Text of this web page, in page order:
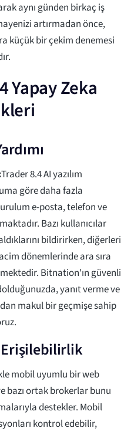
aynı günden birkaç iş
artırmadan önce,
küçük bir çekim denemesi
Yapay Zeka
8.4 AI yazılım
göre daha fazla
e-posta, telefon ve
Bazı kullanıcılar
bildirirken, diğerleri
dönemlerinde ara sıra
Bitnation'ın güvenli
yanıt verme ve
makul bir geçmişe sahip
Erişilebilirlik
mobil uyumlu bir web
bazı ortak brokerlar bunu
destekler. Mobil
kontrol edebilir,